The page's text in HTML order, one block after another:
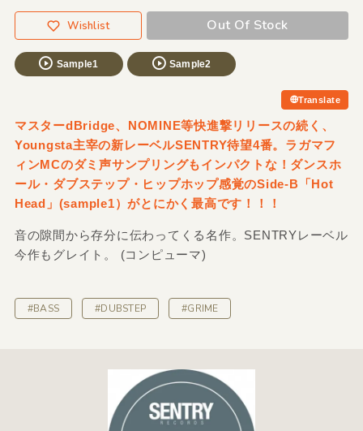
Wishlist Out Of Stock
Sample1 Sample2
Translate
マスターdBridge、NOMINE等快進撃リリースの続く、
Youngsta主宰の新レーベルSENTRY待望4番。ラガマフ
ィンMCのダミ声サンプリングもインパクトな！ダンスホ
ール・ダブステップ・ヒップホップ感覚のSide-B「Hot
Head」(sample1）がとにかく最高です！！！
音の隙間から存分に伝わってくる名作。SENTRYレーベル
今作もグレイト。 (コンピューマ)
#BASS #DUBSTEP #GRIME